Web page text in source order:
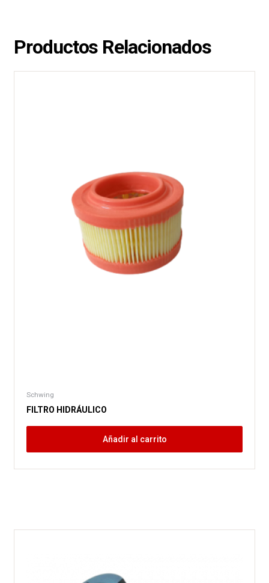
Productos Relacionados
Schwing
FILTRO HIDRÁULICO
Añadir al carrito